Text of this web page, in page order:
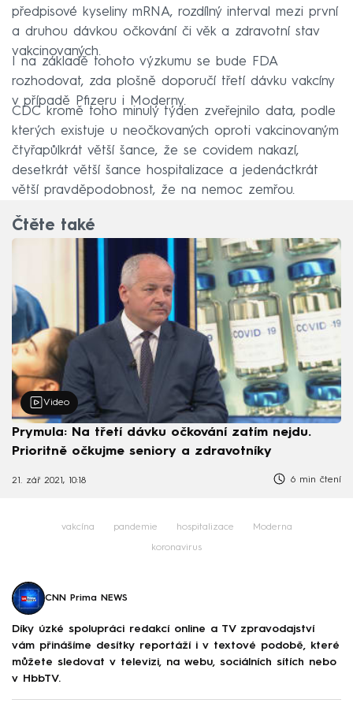
předpisové kyseliny mRNA, rozdílný interval mezi první
a druhou dávkou očkování či věk a zdravotní stav
vakcinovaných.
I na základě tohoto výzkumu se bude FDA
rozhodovat, zda plošně doporučí třetí dávku vakcíny
v případě Pfizeru i Moderny.
CDC kromě toho minulý týden zveřejnilo data, podle
kterých existuje u neočkovaných oproti vakcinovaným
čtyřapůlkrát větší šance, že se covidem nakazí,
desetkrát větší šance hospitalizace a jedenáctkrát
větší pravděpodobnost, že na nemoc zemřou.
Čtěte také
Video
Prymula: Na třetí dávku očkování zatím nejdu.
Prioritně očkujme seniory a zdravotníky
21. zář 2021, 10:18 6 min čtení
vakcína pandemie hospitalizace Moderna
koronavirus
CNN Prima NEWS
Díky úzké spolupráci redakcí online a TV zpravodajství
vám přinášíme desítky reportáží i v textové podobě, které
můžete sledovat v televizi, na webu, sociálních sítích nebo
v HbbTV.